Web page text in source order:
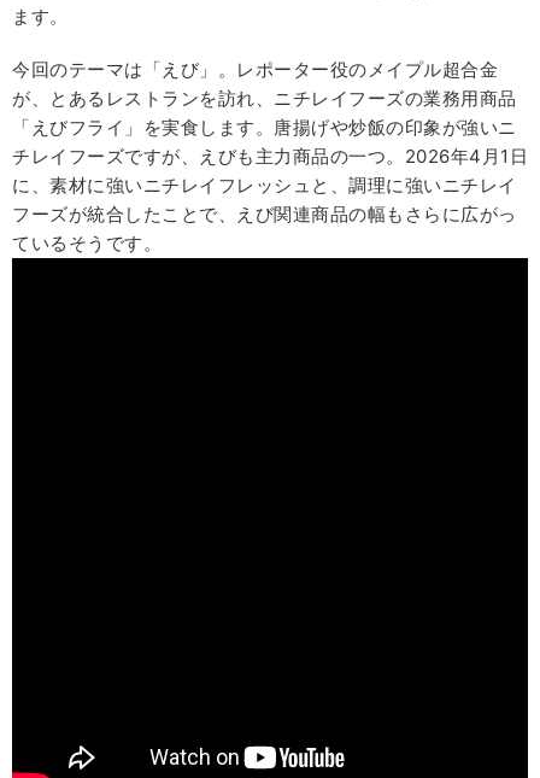
ます。
今回のテーマは「えび」。レポーター役のメイプル超合金
が、とあるレストランを訪れ、ニチレイフーズの業務用商品
「えびフライ」を実食します。唐揚げや炒飯の印象が強いニ
チレイフーズですが、えびも主力商品の一つ。2026年4月1日
に、素材に強いニチレイフレッシュと、調理に強いニチレイ
フーズが統合したことで、えび関連商品の幅もさらに広がっ
ているそうです。